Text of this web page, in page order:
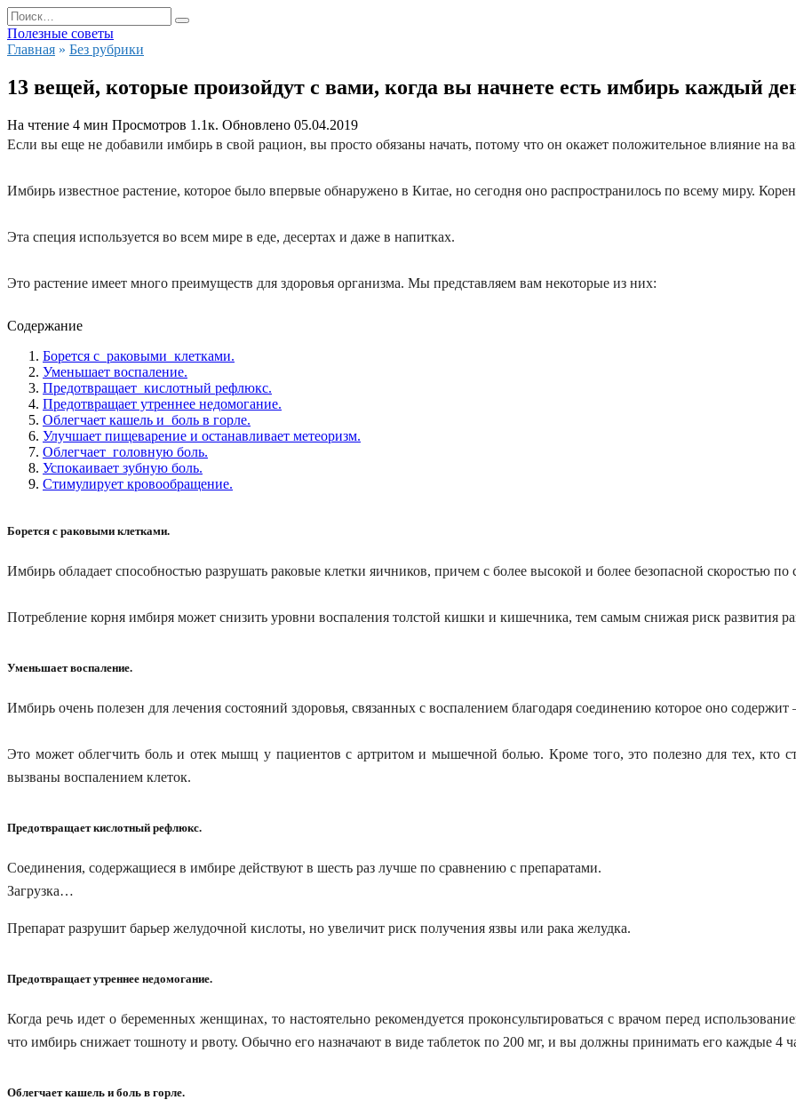
Перейти
к
содержанию
Search
for:
Полезные советы
Главная » Без рубрики
13 вещей, которые произойдут с вами, когда вы начнете есть имбирь каждый
На чтение 4 мин Просмотров 1.1к. Обновлено 05.04.2019
Если вы еще не добавили имбирь в свой рацион, вы просто обязаны начать, потому что он окажет положительное влияние на
Имбирь известное растение, которое было впервые обнаружено в Китае, но сегодня оно распространилось по всему миру.
Эта специя используется во всем мире в еде, десертах и даже в напитках.
Это растение имеет много преимуществ для здоровья организма. Мы представляем вам некоторые из них:
Содержание
Борется с раковыми клетками.
Уменьшает воспаление.
Предотвращает кислотный рефлюкс.
Предотвращает утреннее недомогание.
Облегчает кашель и боль в горле.
Улучшает пищеварение и останавливает метеоризм.
Облегчает головную боль.
Успокаивает зубную боль.
Стимулирует кровообращение.
Борется с раковыми клетками.
Имбирь обладает способностью разрушать раковые клетки яичников, причем с более высокой и более безопасной скоростью по
Потребление корня имбиря может снизить уровни воспаления толстой кишки и кишечника, тем самым снижая риск развития
Уменьшает воспаление.
Имбирь очень полезен для лечения состояний здоровья, связанных с воспалением благодаря соединению которое оно
Это может облегчить боль и отек мышц у пациентов с артритом и мышечнойболью. Кроме того, это полезно для тех, кто
вызваны воспалением клеток.
Предотвращаеткислотный рефлюкс.
Соединения, содержащиеся в имбире действуют в шесть раз лучше по сравнению с препаратами.
Загрузка…
Препарат разрушит барьер желудочной кислоты, но увеличит риск получения язвы или рака желудка.
Предотвращает утреннее недомогание.
Когда речь идет о беременных женщинах, то настоятельно рекомендуется проконсультироваться с врачом перед
что имбирь снижает тошноту и рвоту. Обычно его назначают в виде таблеток по 200 мг, и вы должны принимать его каждые 4
Облегчает кашель и боль в горле.